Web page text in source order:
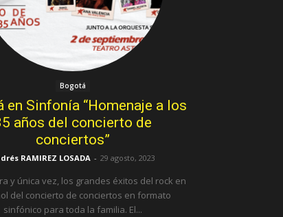
Bogotá
en Sinfonía “Homenaje a los
años del concierto de
conciertos”
RAMIREZ LOSADA - 29 agosto, 2023
y única vez, los grandes éxitos del rock en
del concierto de conciertos en formato
sinfónico para toda la familia. El...